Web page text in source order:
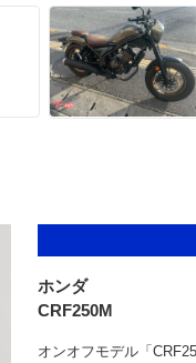
ホンダ
CRF250M
オンオフモデル「